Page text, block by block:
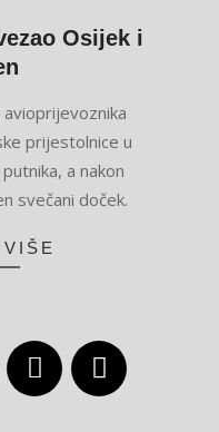
Osijek i
prijestolnice u
a nakon
svečani doček.